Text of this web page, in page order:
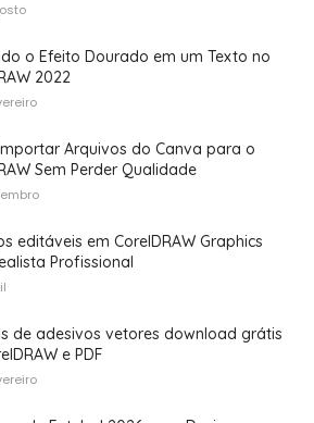
o Efeito Dourado em um Texto no
2022
Arquivos do Canva para o
Sem Perder Qualidade
editáveis em CorelDRAW Graphics
Profissional
de adesivos vetores download grátis
e PDF